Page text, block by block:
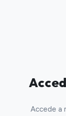
Accede a